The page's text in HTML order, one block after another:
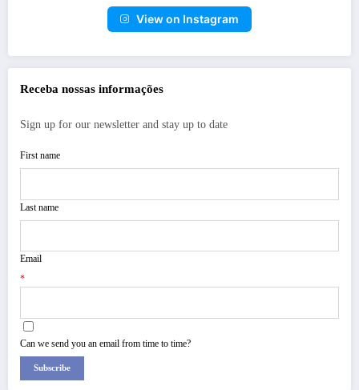
View on Instagram
Receba nossas informações
Sign up for our newsletter and stay up to date
First name
Last name
Email
*
Can we send you an email from time to time?
Subscribe